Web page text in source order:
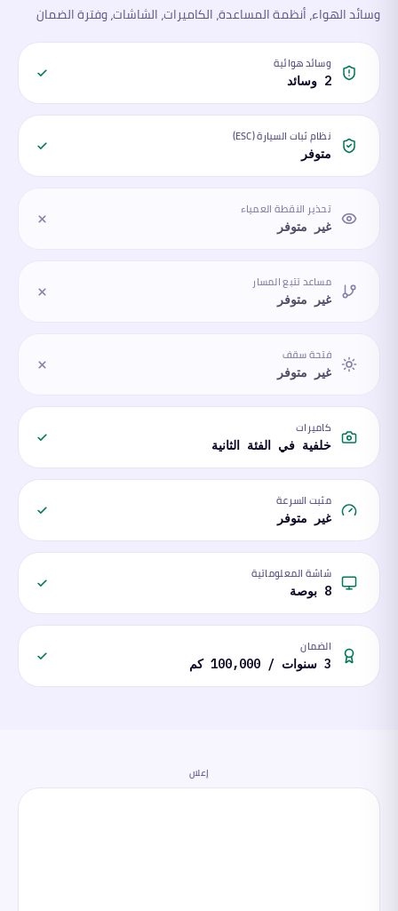
وسائد الهواء، أنظمة المساعدة، الكاميرات، الشاشات، وفترة الضمان
وسائد هوائية
2 وسائد
نظام ثبات السيارة (ESC)
متوفر
تحذير النقطة العمياء
غير متوفر
مساعد تتبع المسار
غير متوفر
فتحة سقف
غير متوفر
كاميرات
خلفية في الفئة الثانية
مثبت السرعة
غير متوفر
شاشة المعلوماتية
8 بوصة
الضمان
3 سنوات / 100,000 كم
إعلان